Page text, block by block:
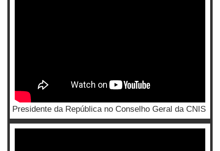
Presidente da República no Conselho Geral da CNIS